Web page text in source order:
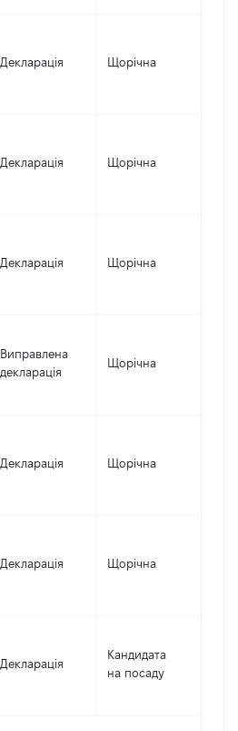
Декларація Щорічна
Декларація Щорічна
Декларація Щорічна
Виправлена
декларація
Щорічна
Декларація Щорічна
Декларація Щорічна
Декларація
Кандидата
на посаду